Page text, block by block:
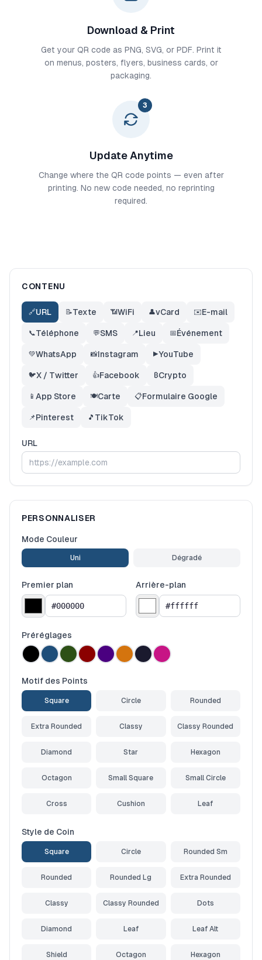
Download & Print
Get your QR code as PNG, SVG, or PDF. Print it
on menus, posters, flyers, business cards, or
packaging.
3
Update Anytime
Change where the QR code points — even after
printing. No new code needed, no reprinting
required.
CONTENU
🔗URL 📝Texte 📶 WiFi 👤vCard ✉️E-mail
📞Téléphone 💬SMS 📍Lieu 📅Événement
💚WhatsApp 📸Instagram ▶️YouTube
🐦X / Twitter 👍Facebook ₿Crypto
📱 App Store 🍽️Carte 📋Formulaire Google
📌Pinterest 🎵 TikTok
URL
PERSONNALISER
Mode Couleur
Uni Dégradé
Premier plan Arrière-plan
Préréglages
Motif des Points
Square Circle Rounded
Extra Rounded Classy Classy Rounded
Diamond Star Hexagon
Octagon Small Square Small Circle
Cross Cushion Leaf
Style de Coin
Square Circle Rounded Sm
Rounded Rounded Lg Extra Rounded
Classy Classy Rounded Dots
Diamond Leaf Leaf Alt
Shield Octagon Hexagon